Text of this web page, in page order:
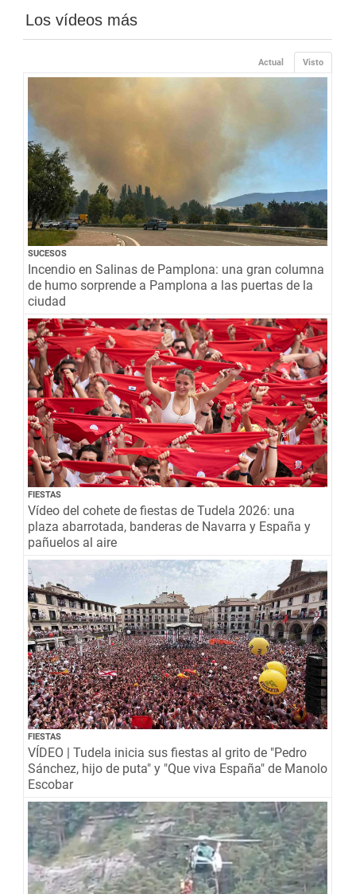
Los vídeos más
Visto
Actual
SUCESOS
Incendio en Salinas de Pamplona: una gran columna
de humo sorprende a Pamplona a las puertas de la
ciudad
FIESTAS
Vídeo del cohete de fiestas de Tudela 2026: una
plaza abarrotada, banderas de Navarra y España y
pañuelos al aire
FIESTAS
VÍDEO | Tudela inicia sus fiestas al grito de "Pedro
Sánchez, hijo de puta" y "Que viva España" de Manolo
Escobar